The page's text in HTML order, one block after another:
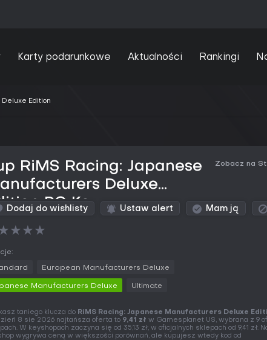
Karty podarunkowe Aktualności Rankingi
Edition
RiMS Racing: Japanese
Deluxe
PC Key
Zobacz na
Dodaj do wishlisty Ustaw alert Mam ją
★★★
European Manufacturers Deluxe
Manufacturers Deluxe Ultimate
taniego klucza do RiMS Racing: Japanese Manufacturers Deluxe
8 sie 2026 najtańsza oferta to 9,41 zł w Gamesplanet US, wybrana z 9
W keyshopach zaczyna się od 35,13 zł, w oficjalnych sklepach od 9,41 zł.
wygrywa ceną w większości porównań, ale kupujesz wtedy kod od